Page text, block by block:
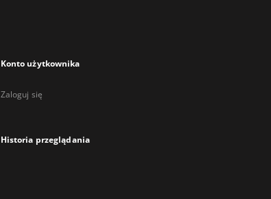
Konto użytkownika
Zaloguj się
Historia przeglądania